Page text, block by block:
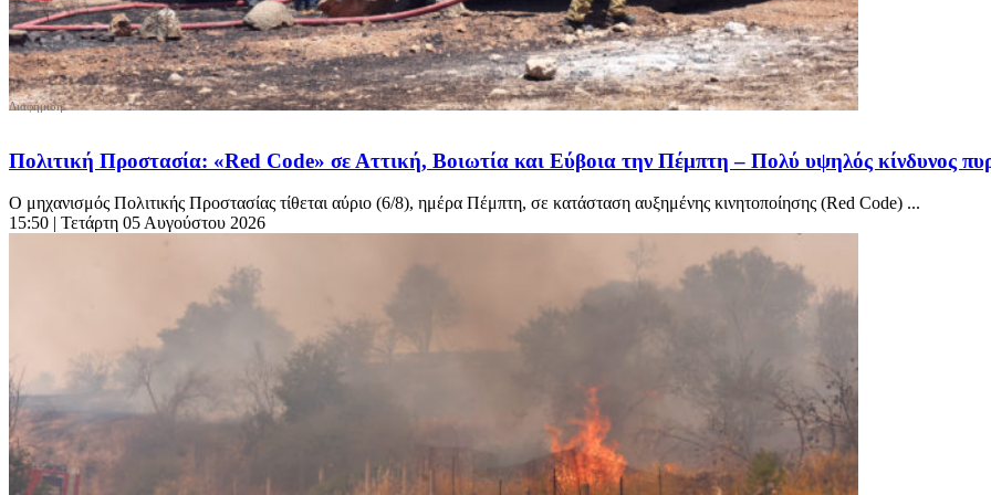
Πολιτική Προστασία: «Red Code» σε Αττική, Βοιωτία και Εύβοια την Πέμπτη – Πολύ υψηλός κίνδυνος
Ο μηχανισμός Πολιτικής Προστασίας τίθεται αύριο (6/8), ημέρα Πέμπτη, σε κατάσταση αυξημένης κινητοποίησης (Red Code) ...
15:50 | Τετάρτη 05 Αυγούστου 2026